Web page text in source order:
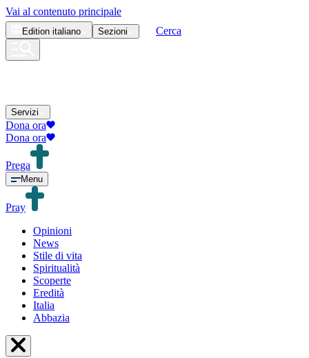
Vai al contenuto principale
Edition italiano Sezioni Cerca
Servizi
Dona ora
Dona ora
Prega
Menu
Pray
Opinioni
News
Stile di vita
Spiritualità
Scoperte
Eredità
Italia
Abbazia